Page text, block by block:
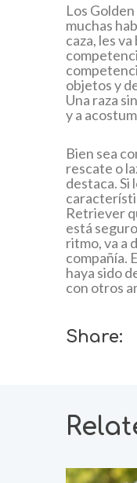
Los
muchas
caza, les
objetos y
Una raza
y a
Bien sea
rescate o
destaca. Si
Retriever
está
ritmo, va a
compañía.
haya sido
con otros
Share: